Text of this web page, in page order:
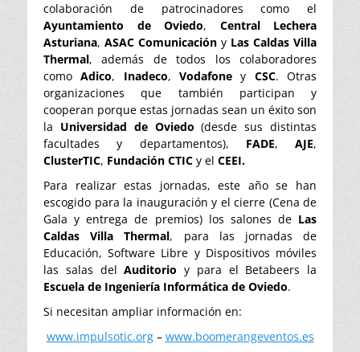
colaboración de patrocinadores como el
Ayuntamiento de Oviedo, Central Lechera
Asturiana, ASAC Comunicación y Las Caldas Villa
Thermal, además de todos los colaboradores
comoAdico, Inadeco, Vodafoney CSC. Otras
organizaciones que también participan y
cooperan porque estas jornadas sean un éxito son
la Universidad de Oviedo (desde sus distintas
facultades y departamentos), FADE, AJE,
ClusterTIC, Fundación CTIC y el CEEI.
Para realizar estas jornadas, este año se han
escogido para la inauguración y el cierre (Cena de
Gala y entrega de premios) los salones de Las
Caldas Villa Thermal, para las jornadas de
Educación, Software Libre y Dispositivos móviles
las salas delAuditorio y para el Betabeers la
Escuela de Ingeniería Informática de Oviedo.
Si necesitan ampliar información en:
www.impulsotic.org– www.boomerangeventos.es